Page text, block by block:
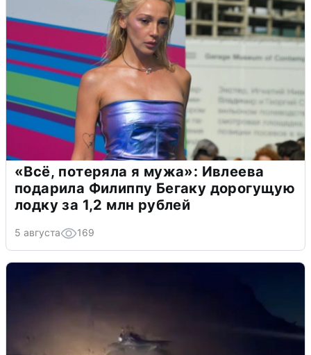
«Всё, потеряла я мужа»: Ивлеева
подарила Филиппу Бегаку дорогущую
лодку за 1,2 млн рублей
5 августа 169